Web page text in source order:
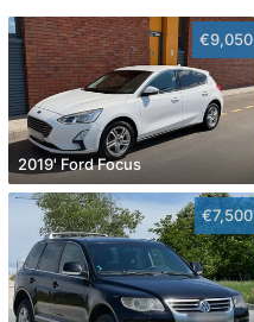
€9,050
2019' Ford Focus
€7,500